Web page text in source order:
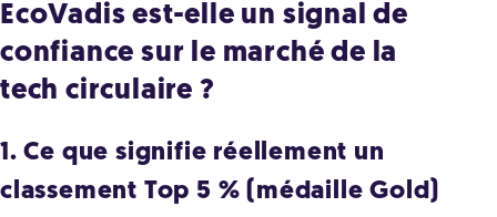
EcoVadis est-elle un signal de
confiance sur le marché de la
tech circulaire ?
1. Ce que signifie réellement un
classement Top 5 % (médaille Gold)